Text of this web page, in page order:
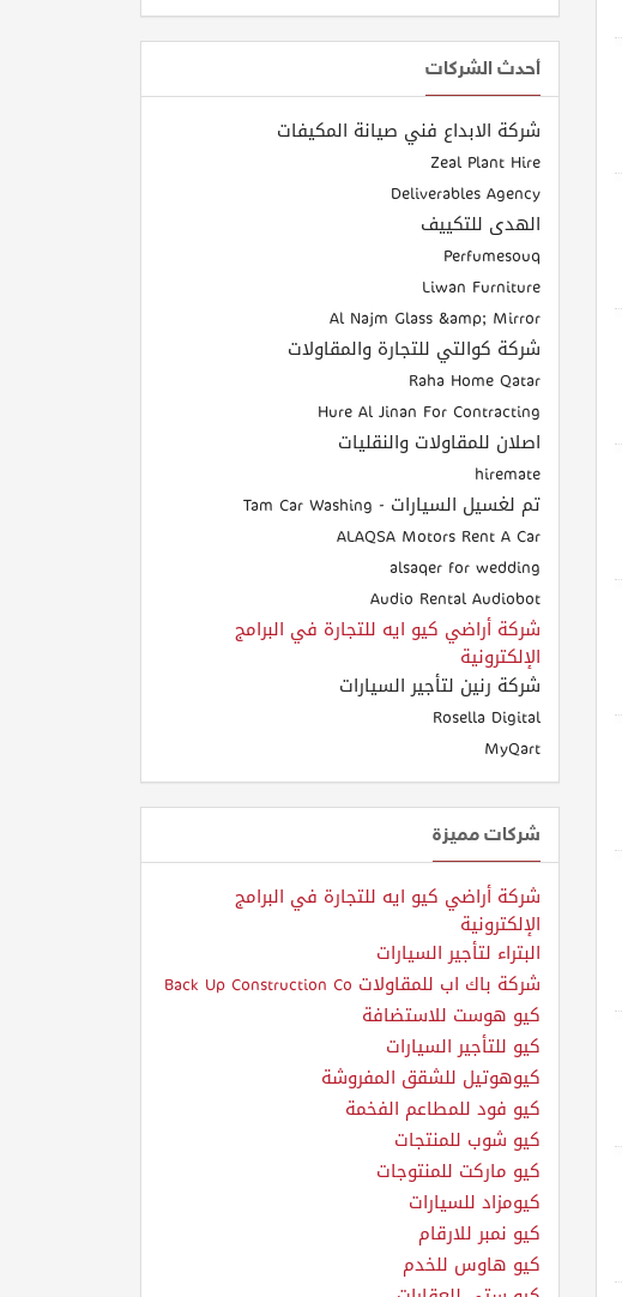
أحدث الشركات
شركة الابداع فني صيانة المكيفات
Zeal Plant Hire
Deliverables Agency
الهدى للتكييف
Perfumesouq
Liwan Furniture
Al Najm Glass &amp; Mirror
شركة كوالتي للتجارة والمقاولات
Raha Home Qatar
Hure Al Jinan For Contracting
اصلان للمقاولات والنقليات
hiremate
تم لغسيل السيارات - Tam Car Washing
ALAQSA Motors Rent A Car
alsaqer for wedding
Audio Rental Audiobot
شركة أراضي كيو ايه للتجارة في البرامج
الإلكترونية
شركة رنين لتأجير السيارات
Rosella Digital
MyQart
شركات مميزة
شركة أراضي كيو ايه للتجارة في البرامج
الإلكترونية
البتراء لتأجير السيارات
شركة باك اب للمقاولات Back Up Construction Co
كيو هوست للاستضافة
كيو للتأجير السيارات
كيوهوتيل للشقق المفروشة
كيو فود للمطاعم الفخمة
كيو شوب للمنتجات
كيو ماركت للمنتوجات
كيومزاد للسيارات
كيو نمبر للارقام
كيو هاوس للخدم